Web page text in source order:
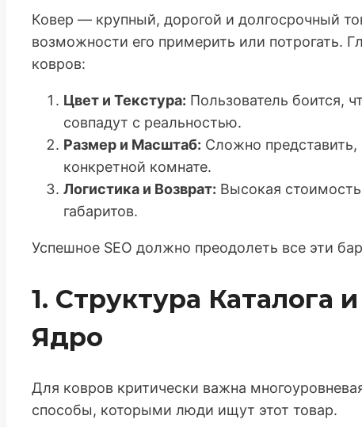
Ковер — крупный, дорогой и долгосрочный
возможности его примерить или потрогать.
ковров:
Цвет и Текстура: Пользователь боится,
совпадут с реальностью.
Размер и Масштаб: Сложно представить,
конкретной комнате.
Логистика и Возврат: Высокая стоимость
габаритов.
Успешное SEO должно преодолеть все эти
1. Структура Каталога
Ядро
Для ковров критически важна
способы, которыми люди ищут этот товар.